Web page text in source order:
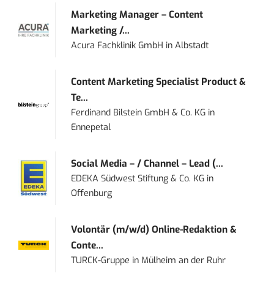
Marketing Manager – Content
Marketing /...
Acura Fachklinik GmbH inAlbstadt
Content Marketing Specialist Product &
Te...
Ferdinand Bilstein GmbH & Co. KG in
Ennepetal
Social Media – / Channel – Lead (...
EDEKA Südwest Stiftung & Co. KG in
Offenburg
Volontär (m/w/d) Online-Redaktion &
Conte...
TURCK-Gruppe inMülheim an der Ruhr